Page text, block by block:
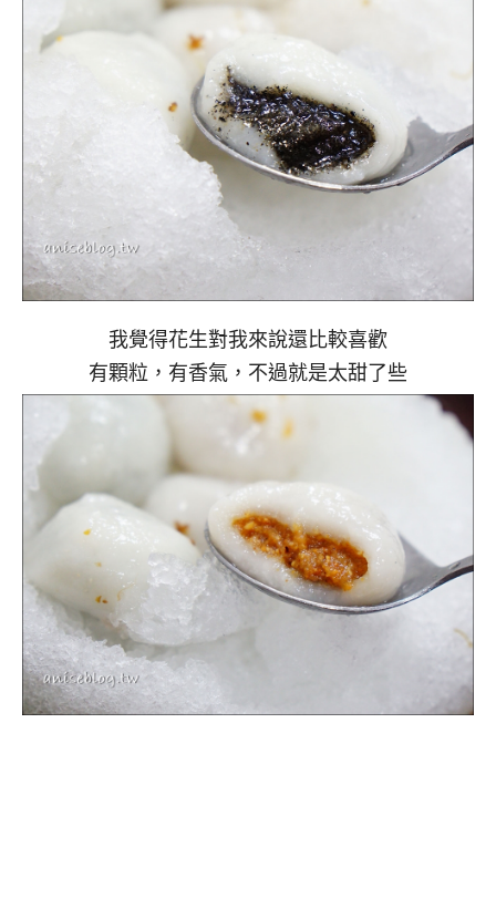
我覺得花生對我來說還比較喜歡
有顆粒，有香氣，不過就是太甜了些